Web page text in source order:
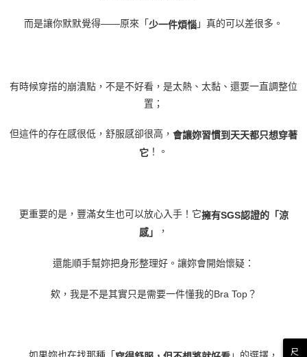
而是讓你默默覺得——原來「少一件煩惱」真的可以差很多。
有時候穿搭的崩潰點，不是不好看，是太熱、太黏、還要一直調整位
置；
但這件的存在感很低，舒服感卻很高， 會讓妳習慣到天天都只想穿著
它 ！。
更重要的是，豐滿女生也可以放心入手！它擁有SGS認證的「涼
感」
，
還能順手幫妳把身形整理好。讓妳會開始懷疑：
欸，我是不是其實只是需要一件懂我的Bra Top？
尺